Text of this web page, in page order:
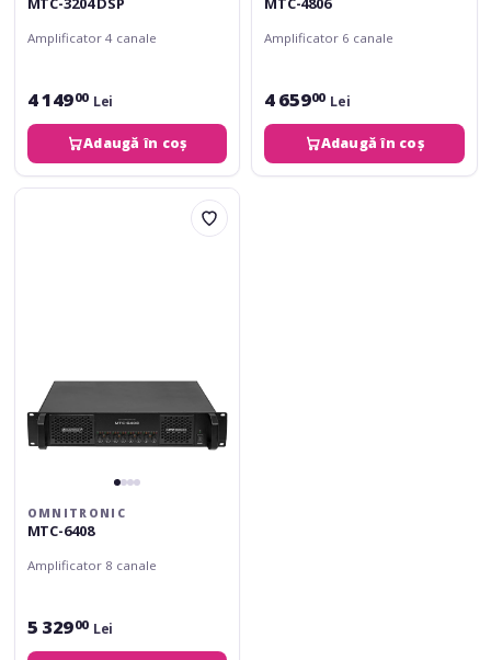
Amplificator 4 canale
4 14900 Lei
Adaugă în coș
Amplificator 6 canale
4 65900 Lei
Adaugă în coș
Omnitronic
OMNITRONIC
MTC-6408
Amplificator 8 canale
5 32900 Lei